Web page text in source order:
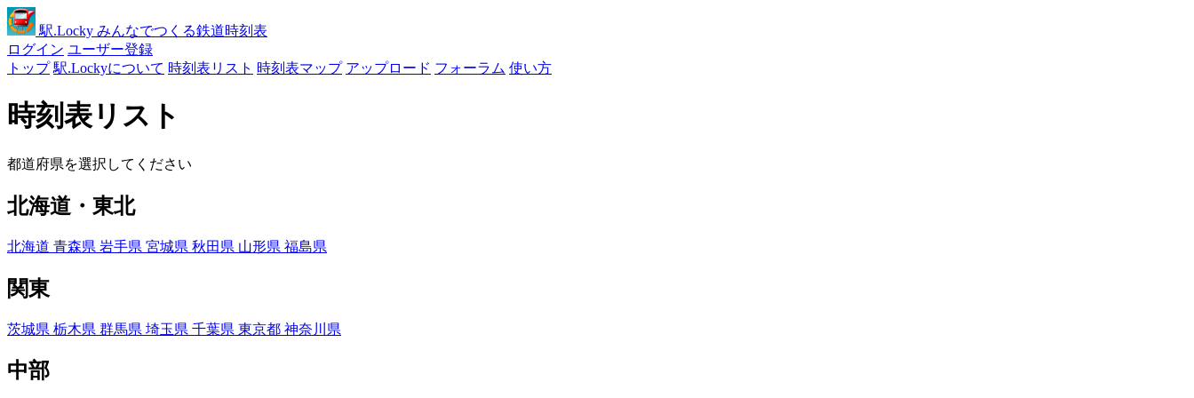
駅.Locky みんなでつくる鉄道時刻表
ログイン ユーザー登録
トップ 駅.Lockyについて 時刻表リスト 時刻表マップ アップロード フォーラム 使い方
時刻表リスト
都道府県を選択してください
北海道・東北
北海道 青森県 岩手県 宮城県 秋田県 山形県 福島県
関東
茨城県 栃木県 群馬県 埼玉県 千葉県 東京都 神奈川県
中部